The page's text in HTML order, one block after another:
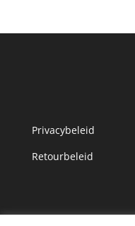
Privacybeleid
Retourbeleid